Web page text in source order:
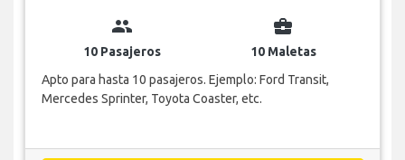
group
10 Pasajeros
business_center
10 Maletas
Apto para hasta 10 pasajeros. Ejemplo: Ford Transit,
Mercedes Sprinter, Toyota Coaster, etc.